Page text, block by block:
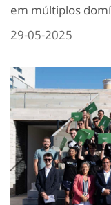
em múltiplos
29-05-2025